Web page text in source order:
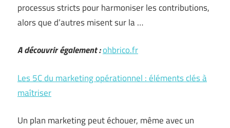
processus stricts pour harmoniser les contributions,
alors que d’autres misent sur la …
A découvrir également :ohbrico.fr
Les 5C du marketing opérationnel : éléments clés à
maîtriser
Un plan marketing peut échouer, même avec un